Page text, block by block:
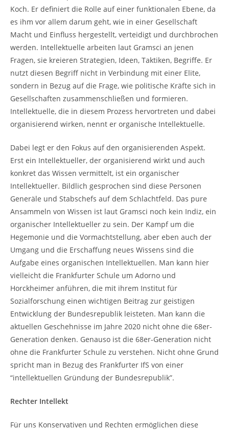
Koch. Er definiert die Rolle auf einer funktionalen Ebene, da
es ihm vor allem darum geht, wie in einer Gesellschaft
Macht und Einfluss hergestellt, verteidigt und durchbrochen
werden. Intellektuelle arbeiten laut Gramsci an jenen
Fragen, sie kreieren Strategien, Ideen, Taktiken, Begriffe. Er
nutzt diesen Begriff nicht in Verbindung mit einer Elite,
sondern in Bezug auf die Frage, wie politische Kräfte sich in
Gesellschaften zusammenschließen und formieren.
Intellektuelle, die in diesem Prozess hervortreten und dabei
organisierend wirken, nennt er organische Intellektuelle.
Dabei legt er den Fokus auf den organisierenden Aspekt.
Erst ein Intellektueller, der organisierend wirkt und auch
konkret das Wissen vermittelt, ist ein organischer
Intellektueller. Bildlich gesprochen sind diese Personen
Generäle und Stabschefs auf dem Schlachtfeld. Das pure
Ansammeln von Wissen ist laut Gramsci noch kein Indiz, ein
organischer Intellektueller zu sein. Der Kampf um die
Hegemonie und die Vormachtstellung, aber eben auch der
Umgang und die Erschaffung neues Wissens sind die
Aufgabe eines organischen Intellektuellen. Man kann hier
vielleicht die Frankfurter Schule um Adorno und
Horckheimer anführen, die mit ihrem Institut für
Sozialforschung einen wichtigen Beitrag zur geistigen
Entwicklung der Bundesrepublik leisteten. Man kann die
aktuellen Geschehnisse im Jahre 2020 nicht ohne die 68er-
Generation denken. Genauso ist die 68er-Generation nicht
ohne die Frankfurter Schule zu verstehen. Nicht ohne Grund
spricht man in Bezug des Frankfurter IfS von einer
“intellektuellen Gründung der Bundesrepublik”.
Rechter Intellekt
Für uns Konservativen und Rechten ermöglichen diese